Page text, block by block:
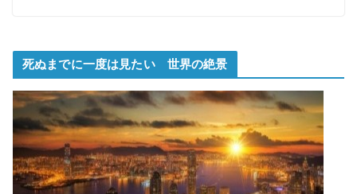
死ぬまでに一度は見たい 世界の絶景